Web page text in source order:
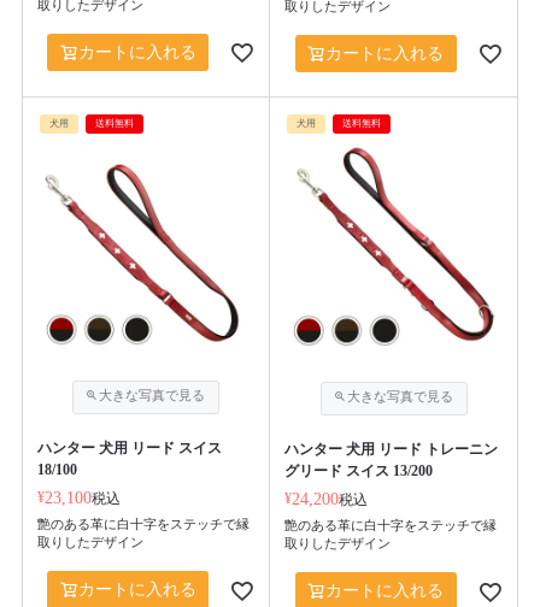
取りしたデザイン
カートに入れる
取りしたデザイン
カートに入れる
犬用 送料無料
ハンター 犬用 リード スイス
18/100
¥23,100税込
艶のある革に白十字をステッチで縁
取りしたデザイン
カートに入れる
犬用 送料無料
ハンター 犬用 リード トレーニン
グリード スイス 13/200
¥24,200税込
艶のある革に白十字をステッチで縁
取りしたデザイン
カートに入れる